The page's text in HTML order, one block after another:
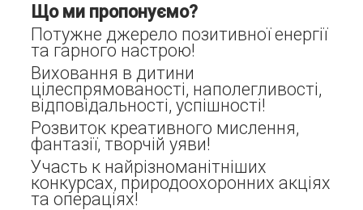
Що ми пропонуємо?
Потужне джерело позитивної енергії
та гарного настрою!
Виховання в дитини
цілеспрямованості, наполегливості,
відповідальності, успішності!
Розвиток креативного мислення,
фантазії, творчій уяви!
Участь к найрізноманітніших
конкурсах, природоохоронних акціях
та операціях!